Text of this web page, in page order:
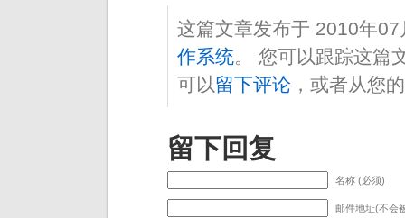
这篇文章发布于 2010年
作系统。 您可以跟踪这篇
可以留下评论 ，或者从您
留下回复
名称 (必须)
邮件地址(不会